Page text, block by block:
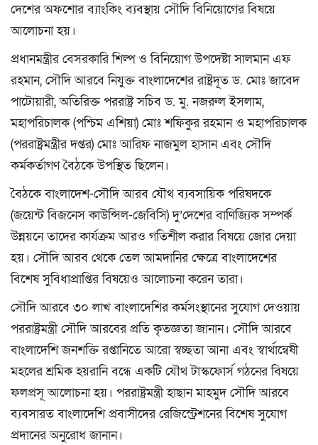
দেশের অফশোর ব্যাংকিং ব্যবস্থায় সৌদি বিনিয়োগের বিষয়ে
আলোচনা হয়।
প্রধানমন্ত্রীর বেসরকারি শিল্প ও বিনিয়োগ উপদেষ্টা সালমান এফ
রহমান, সৌদি আরবে নিযুক্ত বাংলাদেশের রাষ্ট্রদূত ড. মোঃ জাবেদ
পাটোয়ারী, অতিরিক্ত পররাষ্ট্র সচিব ড. মু. নজরুল ইসলাম,
মহাপরিচালক (পশ্চিম এশিয়া) মোঃ শফিকুর রহমান ও মহাপরিচালক
(পররাষ্ট্রমন্ত্রীর দপ্তর) মোঃ আরিফ নাজমুল হাসান এবং সৌদি
কর্মকর্তাগণ বৈঠকে উপস্থিত ছিলেন।
বৈঠকে বাংলাদেশ-সৌদি আরব যৌথ ব্যবসায়িক পরিষদকে
(জয়েন্ট বিজনেস কাউন্সিল-জেবিসি) দু’দেশের বাণিজ্যিক সম্পর্ক
উন্নয়নে তাদের কার্যক্রম আরও গতিশীল করার বিষয়ে জোর দেয়া
হয়। সৌদি আরব থেকে তেল আমদানির ক্ষেত্রে বাংলাদেশের
বিশেষ সুবিধাপ্রাপ্তির বিষয়েও আলোচনা করেন তারা।
সৌদি আরবে ৩০ লাখ বাংলাদেশির কর্মসংস্থানের সুযোগ দেওয়ায়
পররাষ্ট্রমন্ত্রী সৌদি আরবের প্রতি কৃতজ্ঞতা জানান। সৌদি আরবে
বাংলাদেশি জনশক্তি রপ্তানিতে আরো স্বচ্ছতা আনা এবং স্বার্থান্বেষী
মহলের শ্রমিক হয়রানি বন্ধে একটি যৌথ টাস্কফোর্স গঠনের বিষয়ে
ফলপ্রসূ আলোচনা হয়। পররাষ্ট্রমন্ত্রী হাছান মাহমুদ সৌদি আরবে
ব্যবসারত বাংলাদেশি প্রবাসীদের রেজিস্ট্রেশনের বিশেষ সুযোগ
প্রদানের অনুরোধ জানান।